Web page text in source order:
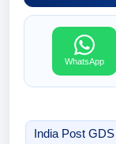
WhatsApp
India Post GDS